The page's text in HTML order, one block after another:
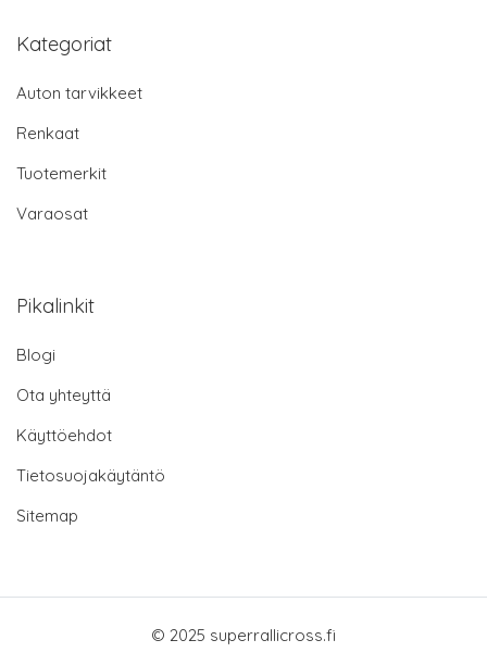
Kategoriat
Auton tarvikkeet
Renkaat
Tuotemerkit
Varaosat
Pikalinkit
Blogi
Ota yhteyttä
Käyttöehdot
Tietosuojakäytäntö
Sitemap
© 2025 superrallicross.fi